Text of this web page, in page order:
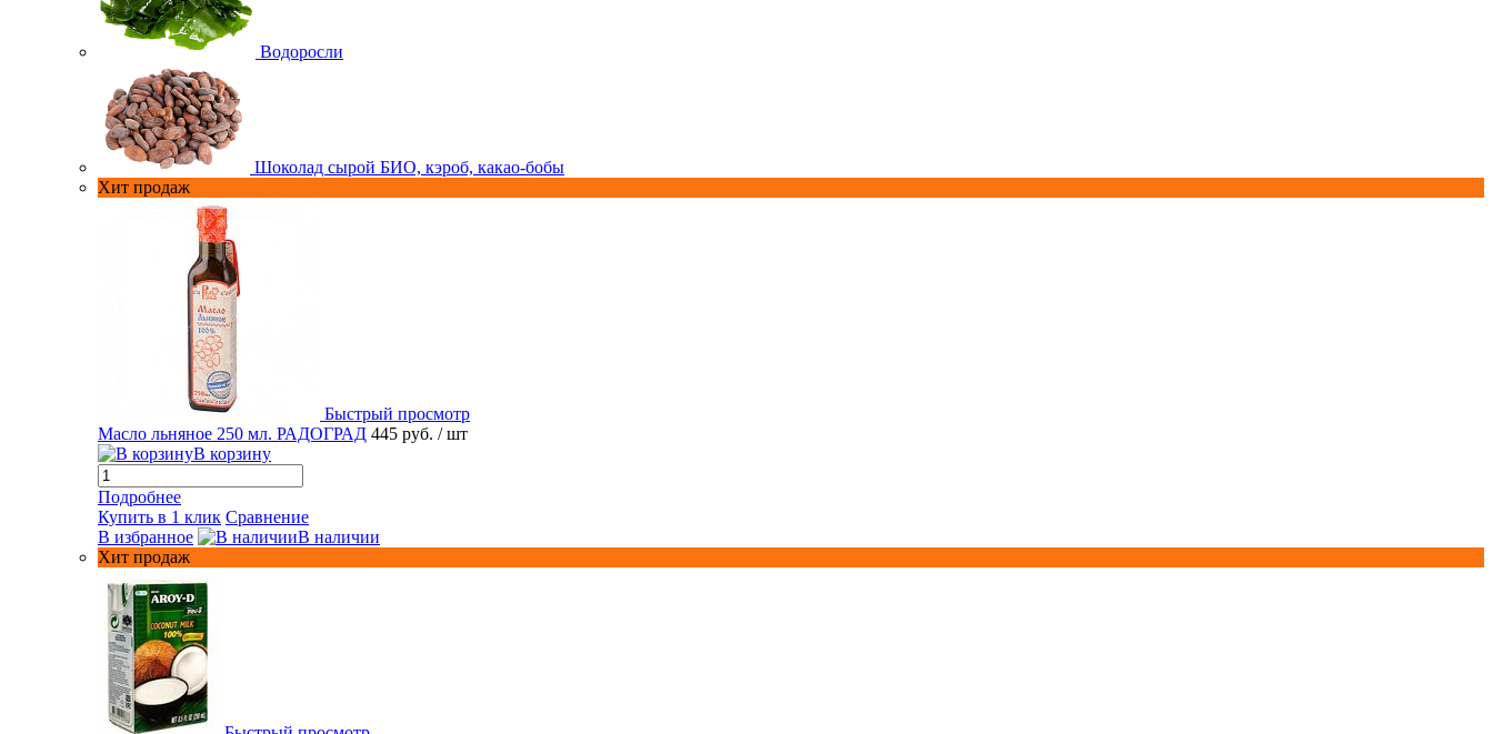
Водоросли
Шоколад сырой БИО, кэроб, какао-бобы
Хит продаж
Быстрый просмотр
Масло льняное 250 мл. РАДОГРАД 445 руб. / шт
В корзину
Подробнее
Купить в 1 клик Сравнение
В избранное
В наличии
Хит продаж